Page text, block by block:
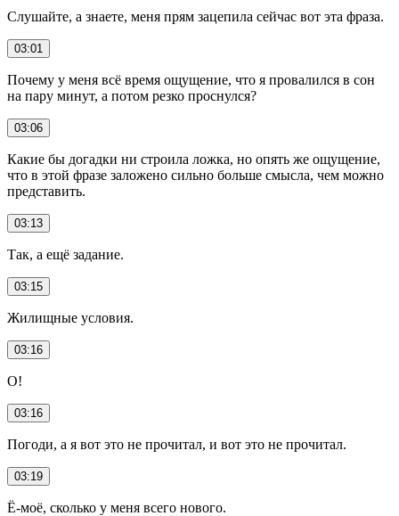
Слушайте, а знаете, меня прям зацепила сейчас вот эта фраза.
03:01
Почему у меня всё время ощущение, что я провалился в сон
на пару минут, а потом резко проснулся?
03:06
Какие бы догадки ни строила ложка, но опять же ощущение,
что в этой фразе заложено сильно больше смысла, чем можно
представить.
03:13
Так, а ещё задание.
03:15
Жилищные условия.
03:16
О!
03:16
Погоди, а я вот это не прочитал, и вот это не прочитал.
03:19
Ё-моё, сколько у меня всего нового.